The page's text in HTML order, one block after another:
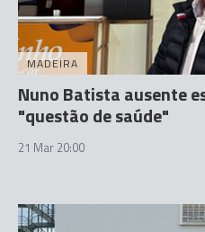
MADEIRA
Nuno Batista ausente
"questão de saúde"
21 Mar 20:00